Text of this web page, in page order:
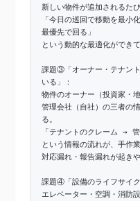
新しい物件が追加されるた
「今日の巡回で移動を最小
最優先で回る」
という動的な最適化ができて
課題③「オーナー・テナン
いる」：
物件のオーナー（投資家・
管理会社（自社）の三者の
る。
「テナントのクレーム →
という情報の流れが、手作
対応漏れ・報告漏れが起きや
課題④「設備のライフサイ
エレベーター・空調・消防